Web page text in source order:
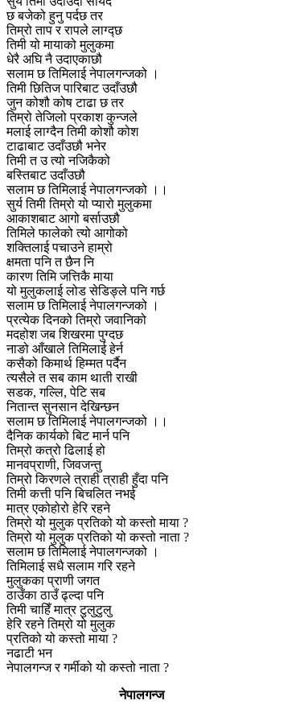
छ बजेको हुनु पर्दछ तर
तिम्रो ताप र रापले लाग्द्छ
तिमी यो मायाको मुलुकमा
धेरै अघि नै उदाएकाछौ
सलाम छ तिमिलाई नेपालगन्जको ।
तिमी छितिज पारिबाट उदाँउछौ
जुन कोशौ कोष टाढा छ तर
तिम्रो तेजिलो प्रकाश कुन्जले
मलाई लाग्दैन तिमी कोशौ कोश
टाढाबाट उदाँउछौ भनेर
तिमी त उ त्यो नजिकैको
बस्तिबाट उदाँउछौ
सलाम छ तिमिलाई नेपालगन्जको ।।
सुर्य तिमी तिम्रो यो प्यारो मुलुकमा
आकाशबाट आगो बर्साउछौ
तिमिले फालेको त्यो आगोको
शक्तिलाई पचाउने हाम्रो
क्षमता पनि त छैन नि
कारण तिमि जत्तिकै माया
यो मुलुकलाई लोड सेडिङ्ले पनि गर्छ
सलाम छ तिमिलाई नेपालगन्जको ।
प्रत्येक दिनको तिम्रो जवानिको
मदहोश जब शिखरमा पुग्दछ
नाङो आँखाले तिमिलाई हेर्न
कसैको किमार्थ हिम्मत पर्दैन
त्यसैले त सब काम थाती राखी
सडक, गल्लि, पेटि सब
नितान्त सुनसान देखिन्छन
सलाम छ तिमिलाई नेपालगन्जको ।।
दैनिक कार्यको बिट मार्न पनि
तिम्रो कत्रो ढिलाई हो
मानवप्राणी, जिवजन्तु
तिम्रो किरणले त्राही त्राही हुँदा पनि
तिमी कत्ती पनि बिचलित नभई
मात्र एकोहोरो हेरि रहने
तिम्रो यो मुलुक प्रतिको यो कस्तो माया ?
तिम्रो यो मुलुक प्रतिको यो कस्तो नाता ?
सलाम छ तिमिलाई नेपालगन्जको ।
तिमिलाई सधै सलाम गरि रहने
मुलुकका प्राणी जगत
ठाउँका ठाउँ ढ्ल्दा पनि
तिमी चाहिँ मात्र टुलुटुलु
हेरि रहने तिम्रो यो मुलुक
प्रतिको यो कस्तो माया ?
नढाटी भन
नेपालगन्ज र गर्मीको यो कस्तो नाता ?
नेपालगन्ज